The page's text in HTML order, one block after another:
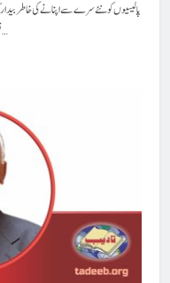
پالیسیوں کو نئے سرے سے اپنانے کی خاطر بیدار
نشتر بھی موجودہ حکومت اور ہماری افواج کی طرف موڑ دیا ہے۔ ہماری…